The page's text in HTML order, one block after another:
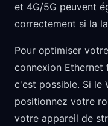
et 4G/5G peuvent
correctement si la
Pour optimiser
connexion
c'est possible. Si le
positionnez votre
votre appareil de